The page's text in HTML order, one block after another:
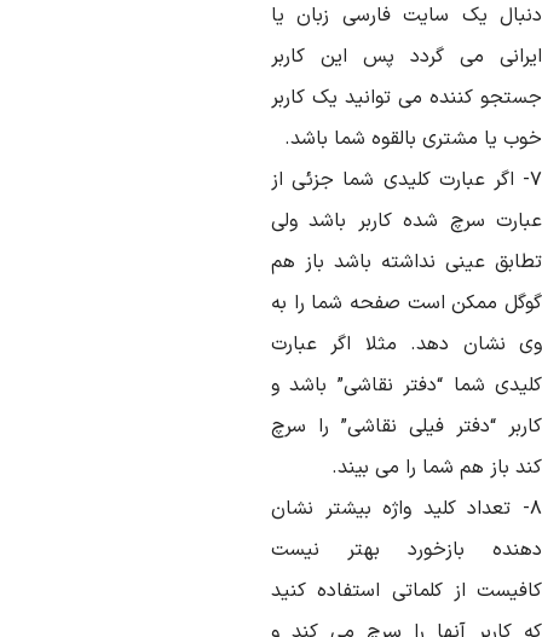
یک سایت فارسی زبان یا
می گردد پس این کاربر
کننده می توانید یک کاربر
یا مشتری بالقوه شما باشد.
۷- اگر عبارت کلیدی شما جزئی از
سرچ شده کاربر باشد ولی
عینی نداشته باشد باز هم
ممکن است صفحه شما را به
نشان دهد. مثلا اگر عبارت
شما “دفتر نقاشی” باشد و
“دفتر فیلی نقاشی” را سرچ
باز هم شما را می بیند.
۸- تعداد کلید واژه بیشتر نشان
بازخورد بهتر نیست
از کلماتی استفاده کنید